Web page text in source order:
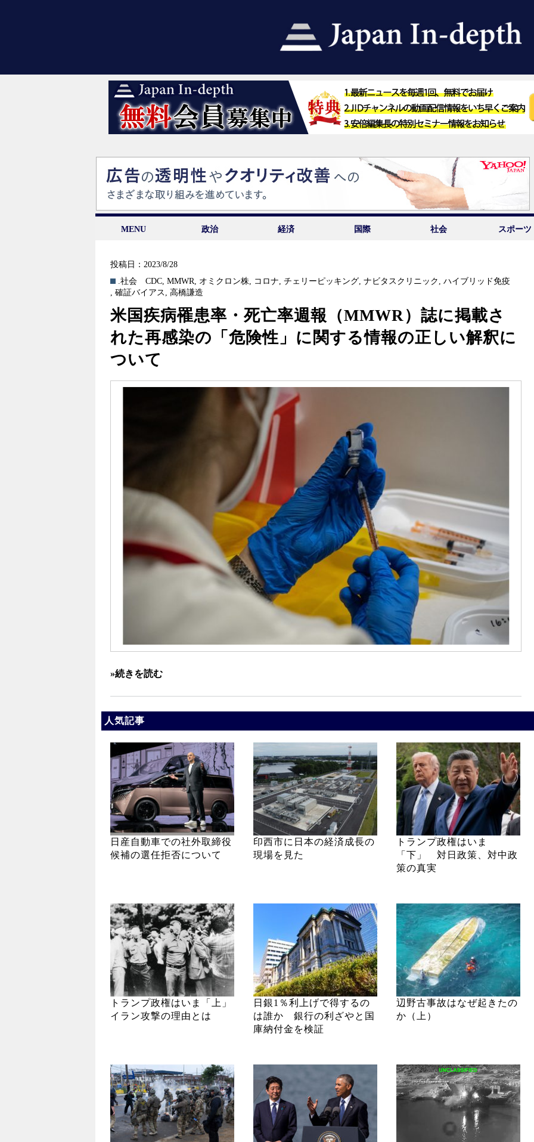
MENU 政治 経済 国際 社会 スポーツ
投稿日：2023/8/28
.社会
CDC,MMWR, オミクロン株, コロナ,チェリーピッキング,ナビタスクリニック ,ハイブリッド免疫
, 確証バイアス , 高橋謙造
米国疾病罹患率・死亡率週報（MMWR）誌に掲載さ
れた再感染の「危険性」に関する情報の正しい解釈に
ついて
»続きを読む
人気記事
日産自動車での社外取締役
候補の選任拒否について
印西市に日本の経済成長の
現場を見た
トランプ政権はいま
「下」 対日政策、対中政
策の真実
トランプ政権はいま「上」
イラン攻撃の理由とは
日銀1％利上げで得するの
は誰か 銀行の利ざやと国
庫納付金を検証
辺野古事故はなぜ起きたの
か（上）